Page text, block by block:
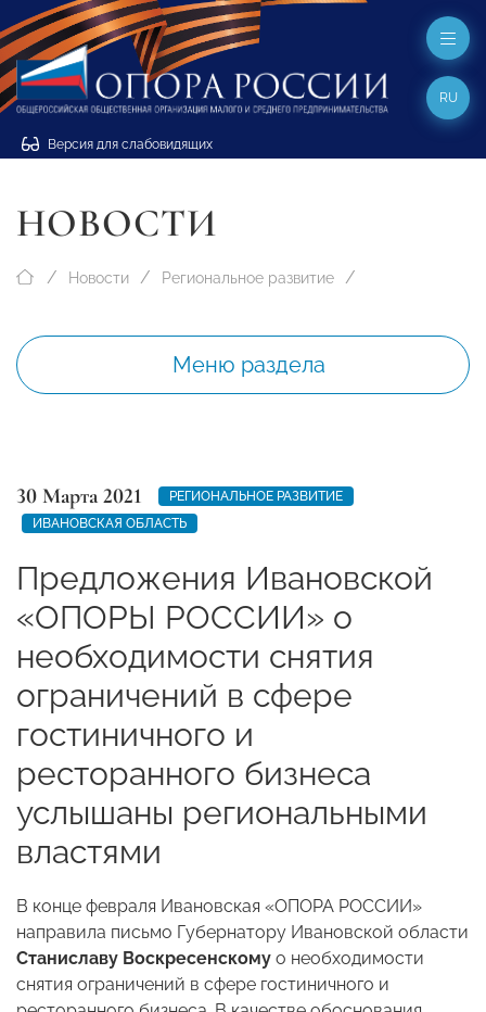
Версия для слабовидящих
RU
НОВОСТИ
Новости Региональное развитие
Меню раздела
30 Марта 2021
РЕГИОНАЛЬНОЕ РАЗВИТИЕ
ИВАНОВСКАЯ ОБЛАСТЬ
Предложения Ивановской
«ОПОРЫ РОССИИ» о
необходимости снятия
ограничений в сфере
гостиничного и
ресторанного бизнеса
услышаны региональными
властями
В конце февраля Ивановская «ОПОРА РОССИИ»
направила письмо Губернатору Ивановской области
Станиславу Воскресенскому о необходимости
снятия ограничений в сфере гостиничного и